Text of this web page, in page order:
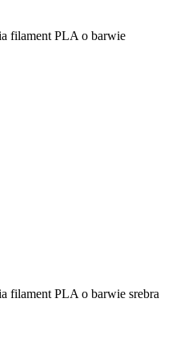
filament PLA o barwie
filament PLA o barwie srebra